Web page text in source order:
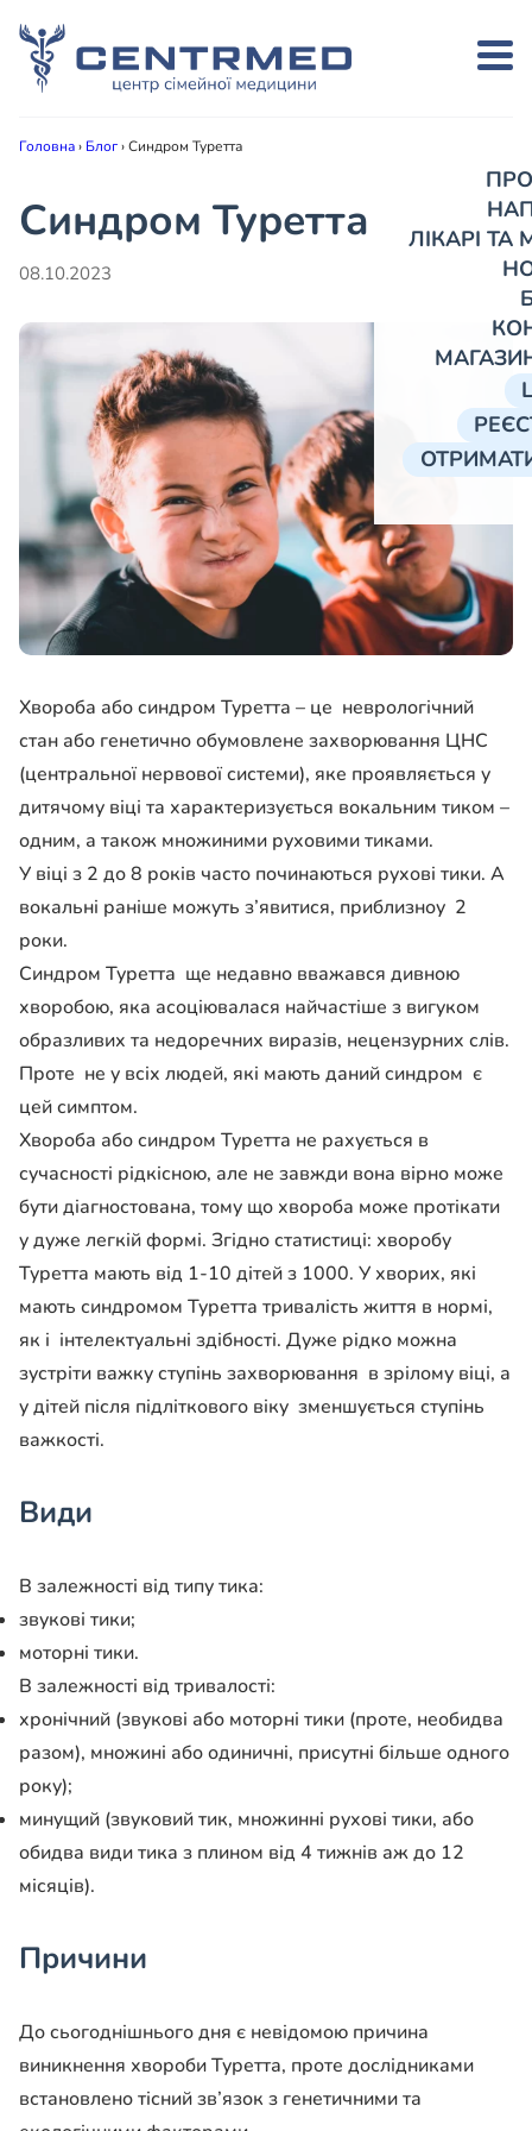
ЛІКАРІ
Головна› Блог›Cиндром Туретта
Cиндром Туретта
08.10.2023
Хвороба або синдром Туретта – це неврологічний
стан або генетично обумовлене захворювання ЦНС
(центральної нервової системи), яке проявляється у
дитячому віці та характеризується вокальним тиком –
одним, а також множиними руховими тиками.
У віці з 2 до 8 років часто починаються рухові тики. А
вокальні раніше можуть з’явитися, приблизноу 2
роки.
Синдром Туретта ще недавно вважався дивною
хворобою, яка асоціювалася найчастіше з вигуком
образливих та недоречних виразів, нецензурних слів.
Проте не у всіх людей, які мають даний синдром є
цей симптом.
Хвороба або синдром Туретта не рахується в
сучасності рідкісною, але не завжди вона вірно може
бути діагностована, тому що хвороба може протікати
у дуже легкій формі. Згідно статистиці: хворобу
Туретта мають від 1-10 дітей з 1000. У хворих, які
мають синдромом Туретта тривалість життя в нормі,
як і інтелектуальні здібності. Дуже рідко можна
зустріти важку ступінь захворювання в зрілому віці, а
у дітей після підліткового віку зменшується ступінь
важкості.
Види
В залежності від типу тика:
звукові тики;
моторні тики.
В залежності від тривалості:
хронічний (звукові або моторні тики (проте, необидва
разом), множині або одиничні, присутні більше одного
року);
минущий (звуковий тик, множинні рухові тики, або
обидва види тика з плином від 4 тижнів аж до 12
місяців).
Причини
До сьогоднішнього дня є невідомою причина
виникнення хвороби Туретта, проте дослідниками
встановлено тісний зв’язок з генетичними та